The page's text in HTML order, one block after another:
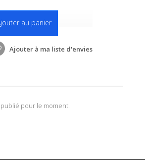
au panier
Ajouter à ma liste d'envies
pour le moment.